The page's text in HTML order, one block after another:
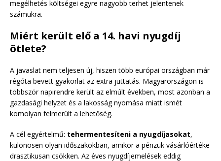
megélhetés költségei egyre nagyobb terhet jelentenek
számukra.
Miért került elő a 14. havi nyugdíj
ötlete?
A javaslat nem teljesen új, hiszen több európai országban már
régóta bevett gyakorlat az extra juttatás. Magyarországon is
többször napirendre került az elmúlt években, most azonban a
gazdasági helyzet és a lakosság nyomása miatt ismét
komolyan felmerült a lehetőség.
A cél egyértelmű: tehermentesíteni a nyugdíjasokat,
különösen olyan időszakokban, amikor a pénzük vásárlóértéke
drasztikusan csökken. Az éves nyugdíjemelések eddig